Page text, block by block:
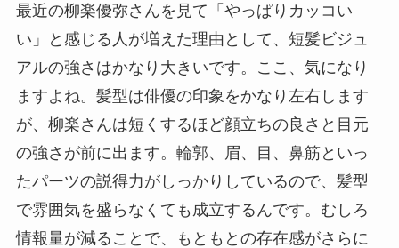
最近の柳楽優弥さんを見て「やっぱりカッコい
い」と感じる人が増えた理由として、短髪ビジュ
アルの強さはかなり大きいです。ここ、気になり
ますよね。髪型は俳優の印象をかなり左右します
が、柳楽さんは短くするほど顔立ちの良さと目元
の強さが前に出ます。輪郭、眉、目、鼻筋といっ
たパーツの説得力がしっかりしているので、髪型
で雰囲気を盛らなくても成立するんです。むしろ
情報量が減ることで、もともとの存在感がさらに